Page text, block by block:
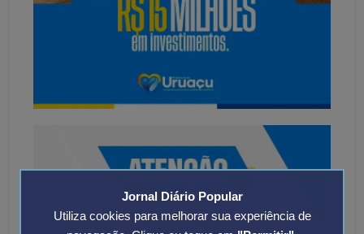
Jornal Diário Popular
Utiliza cookies para melhorar sua experiência de